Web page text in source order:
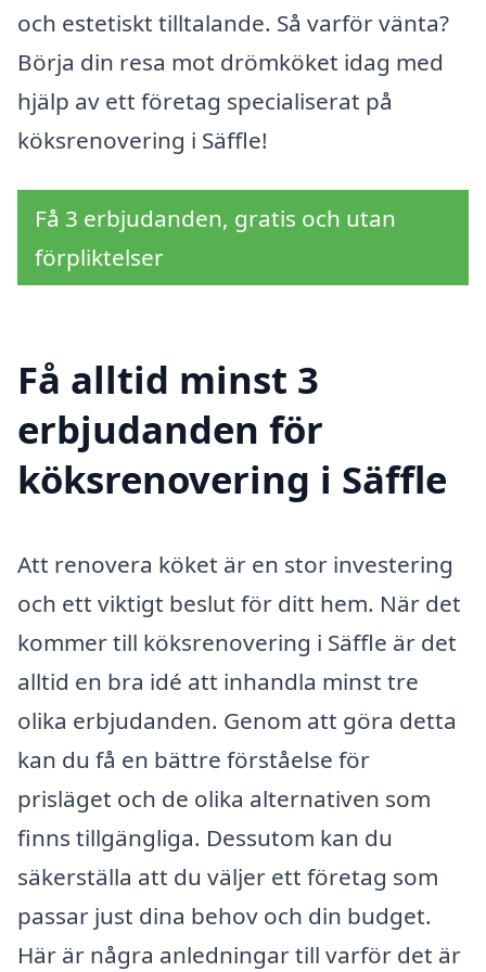
och estetiskt tilltalande. Så varför vänta?
Börja din resa mot drömköket idag med
hjälp av ett företag specialiserat på
köksrenovering i Säffle!
Få 3 erbjudanden, gratis och utan
förpliktelser
Få alltid minst 3
erbjudanden för
köksrenovering i Säffle
Att renovera köket är en stor investering
och ett viktigt beslut för ditt hem. När det
kommer till köksrenovering i Säffle är det
alltid en bra idé att inhandla minst tre
olika erbjudanden. Genom att göra detta
kan du få en bättre förståelse för
prisläget och de olika alternativen som
finns tillgängliga. Dessutom kan du
säkerställa att du väljer ett företag som
passar just dina behov och din budget.
Här är några anledningar till varför det är